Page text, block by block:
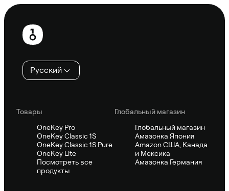
Нижний
колонтитул
Русский
Товары
OneKey Pro
OneKey Classic 1S
OneKey Classic 1S Pure
OneKey Lite
Посмотреть все
продукты
Глобальный магазин
Глобальный магазин
Амазонка Япония
Amazon США, Канада
и Мексика
Амазонка Германия